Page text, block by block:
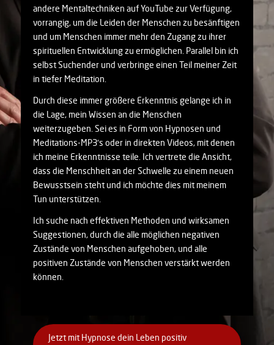
andere Mentaltechniken auf YouTube zur Verfügung,
vorrangig, um die Leiden der Menschen zu besänftigen
und um Menschen immer mehr den Zugang zu ihrer
spirituellen Entwicklung zu ermöglichen. Parallel bin ich
selbst Suchender und verbringe einen Teil meiner Zeit
in tiefer Meditation.
Durch diese immer größere Erkenntnis gelange ich in
die Lage, mein Wissen an die Menschen
weiterzugeben. Sei es in Form von Hypnosen und
Meditations-MP3‘s oder in direkten Videos, mit denen
ich meine Erkenntnisse teile. Ich vertrete die Ansicht,
dass die Menschheit an der Schwelle zu einem neuen
Bewusstsein steht und ich möchte dies mit meinem
Tun unterstützen.
Ich suche nach effektiven Methoden und wirksamen
Suggestionen, durch die alle möglichen negativen
Zustände von Menschen aufgehoben, und alle
positiven Zustände von Menschen verstärkt werden
können.
Jetzt mit Hypnose dein Leben positiv